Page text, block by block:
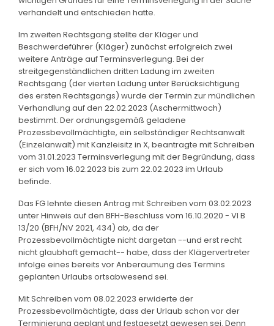
verhandelt und entschieden hatte.
Im zweiten Rechtsgang stellte der Kläger und
Beschwerdeführer (Kläger) zunächst erfolgreich zwei
weitere Anträge auf Terminsverlegung. Bei der
streitgegenständlichen dritten Ladung im zweiten
Rechtsgang (der vierten Ladung unter Berücksichtigung
des ersten Rechtsgangs) wurde der Termin zur mündlichen
Verhandlung auf den 22.02.2023 (Aschermittwoch)
bestimmt. Der ordnungsgemäß geladene
Prozessbevollmächtigte, ein selbständiger Rechtsanwalt
(Einzelanwalt) mit Kanzleisitz in X, beantragte mit Schreiben
vom 31.01.2023 Terminsverlegung mit der Begründung, dass
er sich vom 16.02.2023 bis zum 22.02.2023 im Urlaub
befinde.
Das FG lehnte diesen Antrag mit Schreiben vom 03.02.2023
unter Hinweis auf den BFH-Beschluss vom 16.10.2020 - VI B
13/20 (BFH/NV 2021, 434) ab, da der
Prozessbevollmächtigte nicht dargetan --und erst recht
nicht glaubhaft gemacht-- habe, dass der Klägervertreter
infolge eines bereits vor Anberaumung des Termins
geplanten Urlaubs ortsabwesend sei.
Mit Schreiben vom 08.02.2023 erwiderte der
Prozessbevollmächtigte, dass der Urlaub schon vor der
Terminierung geplant und festgesetzt gewesen sei. Denn